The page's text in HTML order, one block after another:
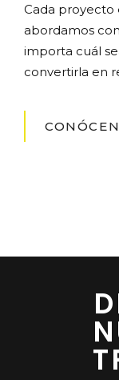
Cada proyecto
abordamos
importa cuál
convertirla en